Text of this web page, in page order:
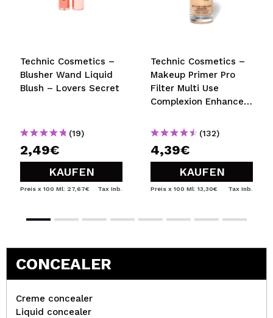
Technic Cosmetics –
Blusher Wand Liquid
Blush – Lovers Secret
(19)
2,49€
KAUFEN
Preis x 100 Ml: 27,67€ Tax Inb.
Technic Cosmetics –
Makeup Primer Pro
Filter Multi Use
Complexion Enhancer
(132)
4,39€
KAUFEN
Preis x 100 Ml: 13,30€ Tax Inb.
CONCEALER
Creme concealer
Liquid concealer